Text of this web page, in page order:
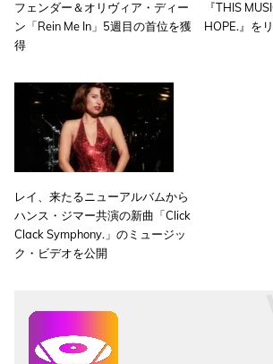
フェンダー＆オリヴィア・ディー
ン「Rein Me In」5週目の首位を獲
得
『THIS
HOPE.』を
レイ、来たるニューアルバムから
ハンス・ジマー共演の新曲「Click
Clack Symphony.」のミュージッ
ク・ビデオを公開